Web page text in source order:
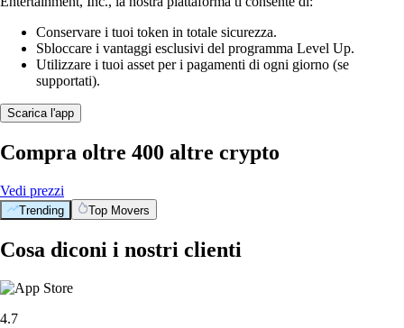
Conservare i tuoi token in totale sicurezza.
Sbloccare i vantaggi esclusivi del programma Level Up.
Utilizzare i tuoi asset per i pagamenti di ogni giorno (se
supportati).
Scarica l'app
Compra oltre 400 altre crypto
Vedi prezzi
Trending Top Movers
Cosa diconi i nostri clienti
4.7